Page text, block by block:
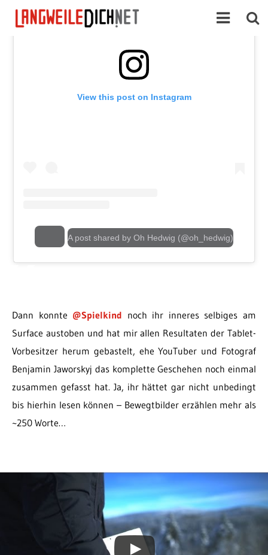
View this post on Instagram
A post shared by Oh Hedwig (@oh_hedwig)
Dann konnte @Spielkind noch ihr inneres selbiges am
Surface austoben und hat mir allen Resultaten der Tablet-
Vorbesitzer herum gebastelt, ehe YouTuber und Fotograf
Benjamin Jaworskyj das komplette Geschehen noch einmal
zusammen gefasst hat. Ja, ihr hättet gar nicht unbedingt
bis hierhin lesen können – Bewegtbilder erzählen mehr als
~250 Worte…